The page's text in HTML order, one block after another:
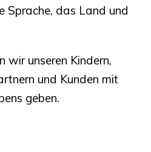
Sprache, das Land und
wir unseren Kindern,
und Kunden mit
geben.